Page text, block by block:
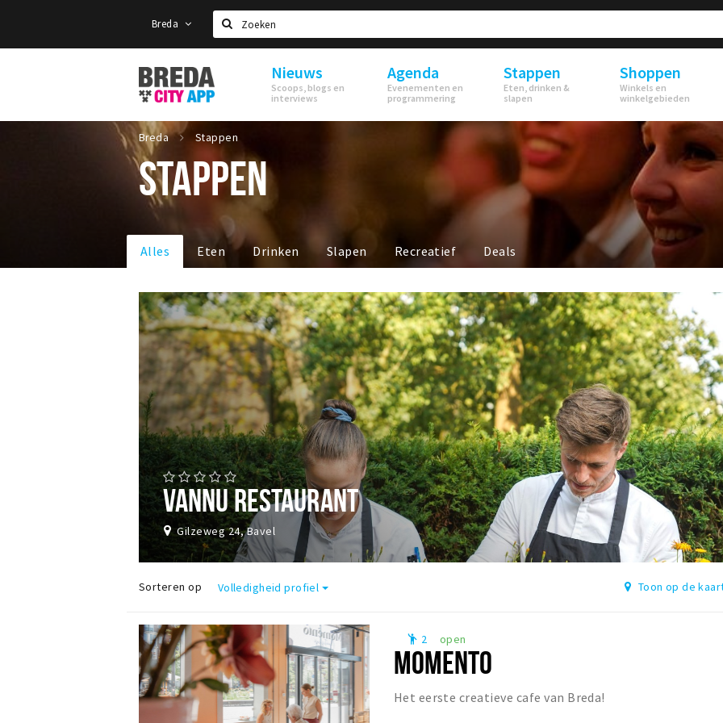
Breda
Zoeken
Stappen
&
Shoppen
Breda
Nieuws
Scoops, blogs en
interviews
Agenda
Evenementen en
programmering
Stappen
Eten, drinken &
slapen
Shoppen
Winkels en
winkelgebieden
Breda Stappen
STAPPEN
Alles Eten Drinken Slapen Recreatief Deals
VANNU RESTAURANT
Gilzeweg 24, Bavel
Sorteren op Volledigheid profiel Toon op de
emoji_people 2 open
MOMENTO
Het eerste creatieve cafe van Breda!